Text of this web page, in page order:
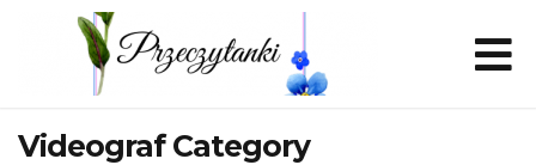
Videograf Category